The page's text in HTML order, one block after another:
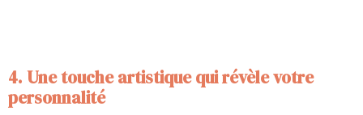
4. Une touche artistique qui révèle votre
personnalité